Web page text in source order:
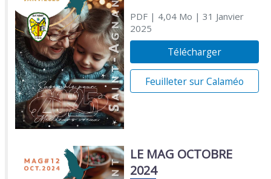
PDF| 4,04 Mo | 31 Janvier
2025
Télécharger
Feuilleter sur Calaméo
LE MAG OCTOBRE
2024